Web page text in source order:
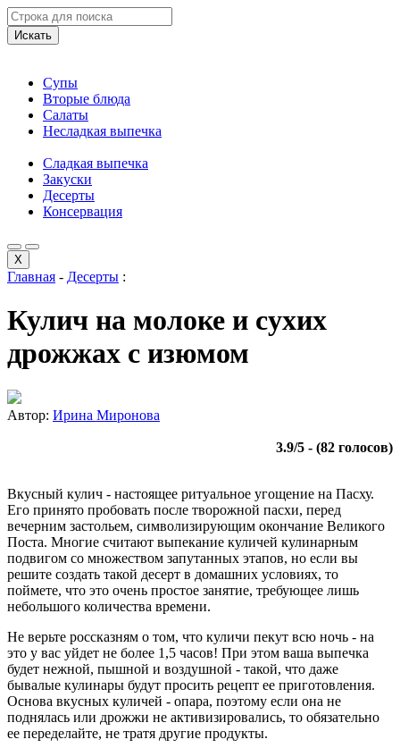
Искать
Супы
Вторые блюда
Салаты
Несладкая выпечка
Сладкая выпечка
Закуски
Десерты
Консервация
X
Главная - Десерты :
Кулич на молоке и сухих
дрожжах с изюмом
Автор: Ирина Миронова
3.9/5 - (82 голосов)
Вкусный кулич - настоящее ритуальное угощение на Пасху.
Его принято пробовать после творожной пасхи, перед
вечерним застольем, символизирующим окончание Великого
Поста. Многие считают выпекание куличей кулинарным
подвигом со множеством запутанных этапов, но если вы
решите создать такой десерт в домашних условиях, то
поймете, что это очень простое занятие, требующее лишь
небольшого количества времени.
Не верьте россказням о том, что куличи пекут всю ночь - на
это у вас уйдет не более 1,5 часов! При этом ваша выпечка
будет нежной, пышной и воздушной - такой, что даже
бывалые кулинары будут просить рецепт ее приготовления.
Основа вкусных куличей - опара, поэтому если она не
поднялась или дрожжи не активизировались, то обязательно
ее переделайте, не тратя другие продукты.